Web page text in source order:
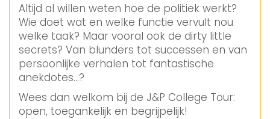
Altijd al willen weten hoe de politiek werkt?
Wie doet wat en welke functie vervult nou
welke taak? Maar vooral ook de dirty little
secrets? Van blunders tot successen en van
persoonlijke verhalen tot fantastische
anekdotes…?
Wees dan welkom bij de J&P College Tour:
open, toegankelijk en begrijpelijk!